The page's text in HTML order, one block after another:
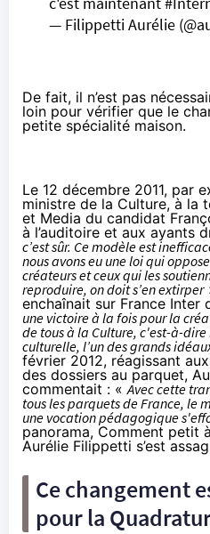
— Filippetti Aurélie
De fait, il n’est pas
loin pour vérifier que le
petite spécialité maison.
Le 12 décembre 2011, par
ministre de la Culture, à la
et Media du candidat
à l’auditoire et aux ayants
c’est sûr. Ce modèle est
nous avons eu une loi qui
créateurs et ceux qui les
reproduire, on doit s’en extirper
enchaînait sur France Inter
une victoire à la fois pour la
de tous à la Culture, c'est-à-
culturelle, l’un des grands
février 2012, réagissant
des dossiers au parquet,
commentait : «Avec cette
tous les parquets de France, le
une vocation pédagogique
panorama, Comment petit
Aurélie Filippetti s’est
Ce changement
pour la